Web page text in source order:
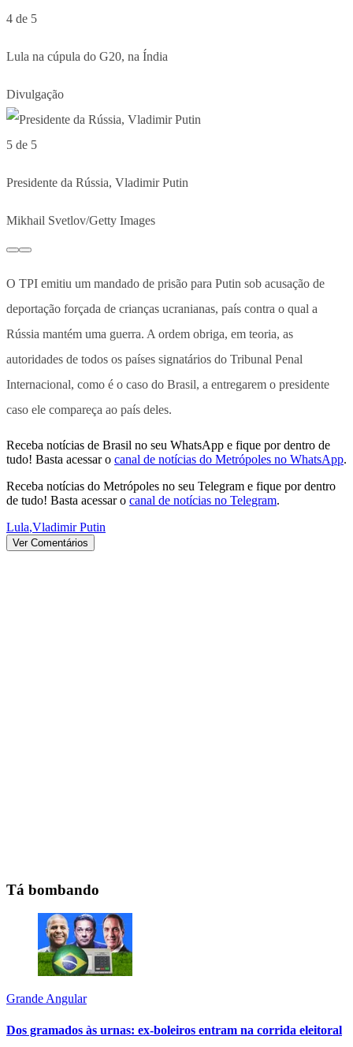
4 de 5
Lula na cúpula do G20, na Índia
Divulgação
5 de 5
Presidente da Rússia, Vladimir Putin
Mikhail Svetlov/Getty Images
O TPI emitiu um mandado de prisão para Putin sob acusação de
deportação forçada de crianças ucranianas, país contra o qual a
Rússia mantém uma guerra. A ordem obriga, em teoria, as
autoridades de todos os países signatários do Tribunal Penal
Internacional, como é o caso do Brasil, a entregarem o presidente
caso ele compareça ao país deles.
Receba notícias de Brasil no seu WhatsApp e fique por dentro de
tudo! Basta acessar o canal de notícias do Metrópoles no WhatsApp.
Receba notícias do Metrópoles no seu Telegram e fique por dentro
de tudo! Basta acessar o canal de notícias no Telegram.
Lula,Vladimir Putin
Ver Comentários
Tá bombando
Grande Angular
Dos gramados às urnas: ex-boleiros entram na corrida eleitoral